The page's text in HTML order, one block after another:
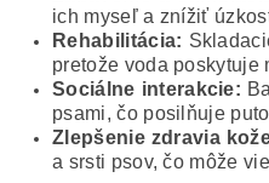
ich myseľ a znížiť
Rehabilitácia:
pretože voda poskytuje
Sociálne interakcie:
psami, čo posilňuje
Zlepšenie zdravia
a srsti psov, čo môže